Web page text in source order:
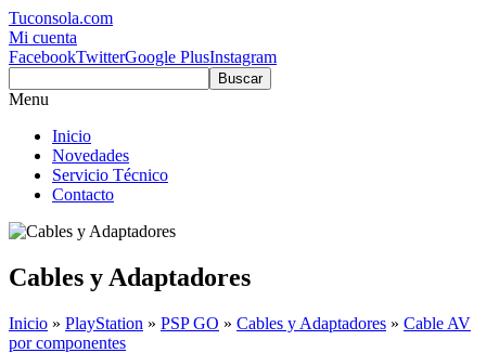
Tuconsola.com
Mi cuenta
FacebookTwitterGoogle PlusInstagram
Buscar
Menu
Inicio
Novedades
Servicio Técnico
Contacto
Cables y Adaptadores
Inicio » PlayStation » PSP GO » Cables y Adaptadores » Cable AV
por componentes